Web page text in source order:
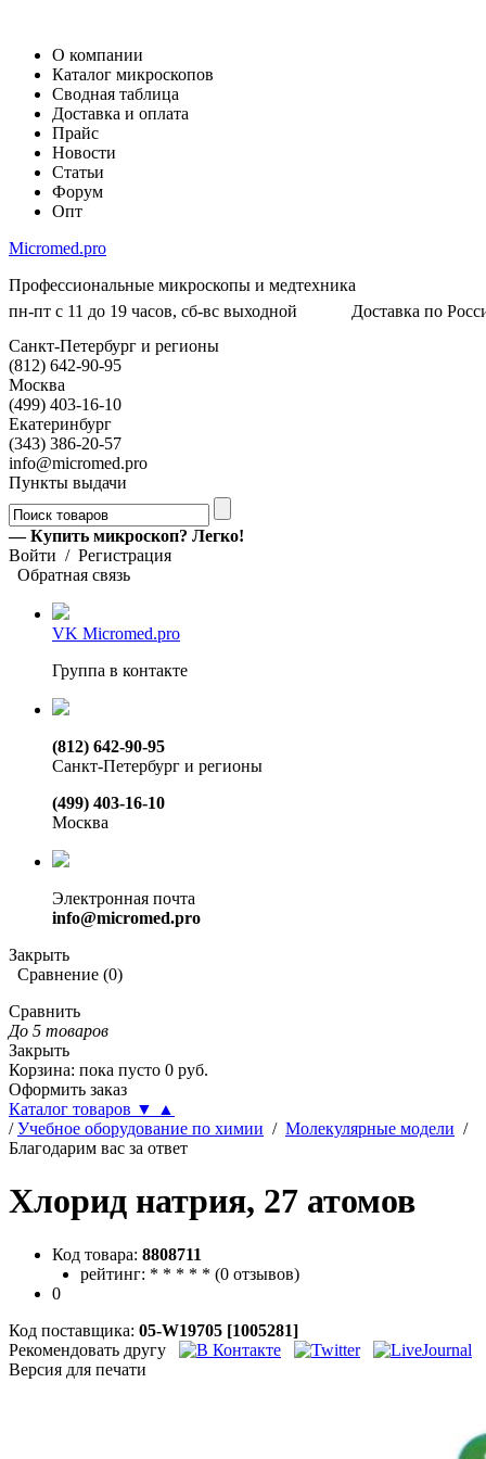
О компании
Каталог микроскопов
Сводная таблица
Доставка и оплата
Прайс
Новости
Статьи
Форум
Опт
Micromed.pro
Профессиональные микроскопы и медтехника
пн-пт с 11 до 19 часов, сб-вс выходной
Доставка по
Санкт-Петербург и регионы
(812) 642-90-95
Москва
(499) 403-16-10
Екатеринбург
(343) 386-20-57
info@micromed.pro
Пункты выдачи
— Купить микроскоп? Легко!
Войти / Регистрация
Обратная связь
VK Micromed.pro
Группа в контакте
(812) 642-90-95
Санкт-Петербург и регионы
(499) 403-16-10
Москва
Электронная почта
info@micromed.pro
Закрыть
Сравнение (0)
Сравнить
До 5 товаров
Закрыть
Корзина: пока пусто 0 руб.
Оформить заказ
Каталог товаров ▼
▲
/ Учебное оборудование по химии / Молекулярные модели /
Благодарим вас за ответ
Хлорид натрия, 27 атомов
Код товара: 8808711
рейтинг: * * * * * (0 отзывов)
0
Код поставщика: 05-W19705 [1005281]
Рекомендовать другу
Версия для печати